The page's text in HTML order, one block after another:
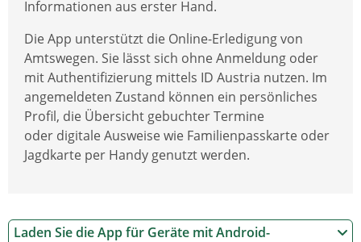
Informationen aus erster Hand.
Die App unterstützt die Online-Erledigung von
Amtswegen. Sie lässt sich ohne Anmeldung oder
mit Authentifizierung mittels ID Austria nutzen. Im
angemeldeten Zustand können ein persönliches
Profil, die Übersicht gebuchter Termine
oder digitale Ausweise wie Familienpasskarte oder
Jagdkarte per Handy genutzt werden.
Laden Sie die App für Geräte mit Android-